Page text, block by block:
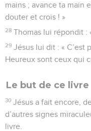
mains ; avance ta main
douter et crois ! »
28 Thomas lui répondit :
29 Jésus lui dit : « C’est
Heureux sont ceux qui
Le but de ce livre
30 Jésus a fait encore,
d’autres signes
livre.